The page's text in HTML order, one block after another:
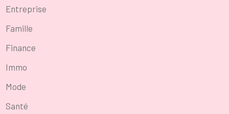
Entreprise
Famille
Finance
Immo
Mode
Santé